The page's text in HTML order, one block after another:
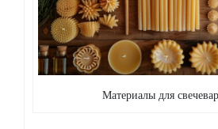
Материалы для